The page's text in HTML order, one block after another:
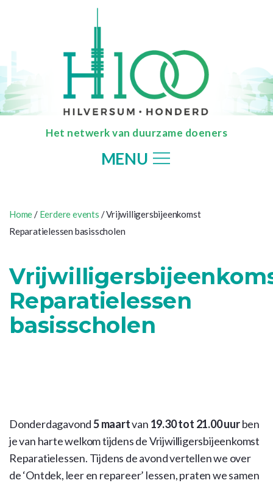
Het netwerk van duurzame doeners
MENU
Home/ Eerdere events / Vrijwilligersbijeenkomst
Reparatielessen basisscholen
Reparatielessen
basisscholen
Donderdagavond5 maartvan 19.30 tot 21.00 uurben
je van harte welkom tijdens de Vrijwilligersbijeenkomst
Reparatielessen. Tijdens de avond vertellen we over
de ‘Ontdek, leer en repareer’ lessen, praten we samen